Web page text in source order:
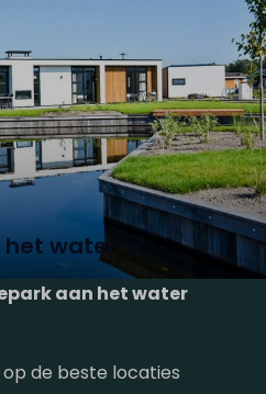
water
aan het water
de beste locaties